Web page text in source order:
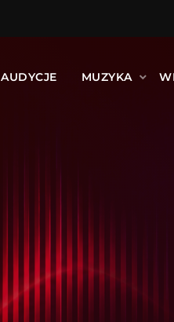
AUDYCJE MUZYKA